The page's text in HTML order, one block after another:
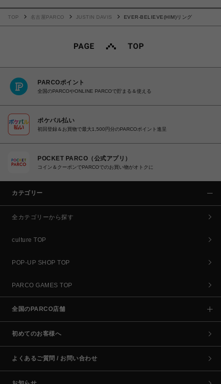
TOP 名古屋PARCO JUSTIN DAVIS EVER-BELIEVE(HIM)リング
PARCOポイント
全国のPARCOやONLINE PARCOで貯まる＆使える
ポケパル払い
初回登録＆お買物で最大1,500円分のPARCOポイント進呈
POCKET PARCO（公式アプリ）
コイン＆クーポンでPARCOでのお買い物がオトクに
カテゴリー
全カテゴリーから探す
culture TOP
POP-UP SHOP TOP
PARCO GAMES TOP
全国のPARCO店舗
初めてのお客様へ
よくあるご質問 / お問い合わせ